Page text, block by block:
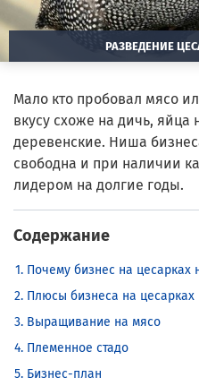
РАЗВЕДЕНИЕ
Мало кто пробовал мясо
вкусу схоже на дичь,
деревенские. Ниша
свободна и при наличии
лидером на долгие годы.
Содержание
Почему бизнес на цесарках
Плюсы бизнеса на цесарках
Выращивание на мясо
Племенное стадо
Бизнес-план